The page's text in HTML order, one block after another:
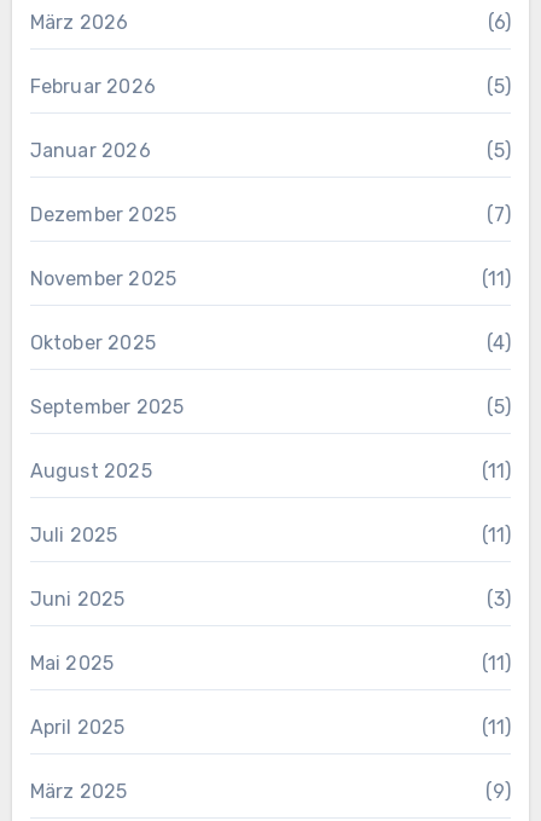
März 2026 (6)
Februar 2026 (5)
Januar 2026 (5)
Dezember 2025 (7)
November 2025 (11)
Oktober 2025 (4)
September 2025 (5)
August 2025 (11)
Juli 2025 (11)
Juni 2025 (3)
Mai 2025 (11)
April 2025 (11)
März 2025 (9)